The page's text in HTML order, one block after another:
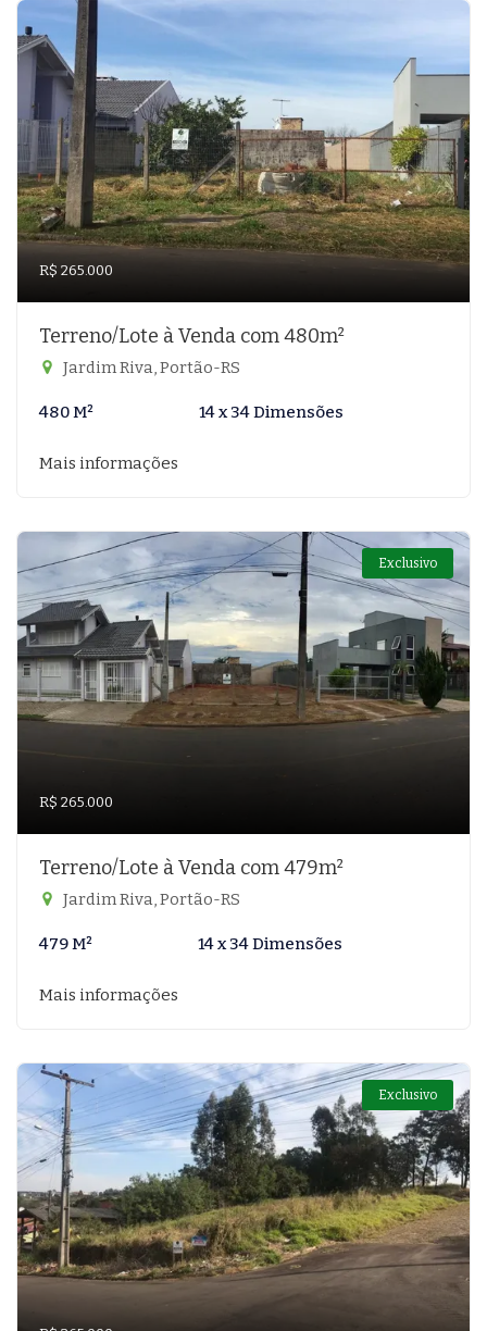
R$ 265.000
Terreno/Lote à Venda com 480m²
Jardim Riva, Portão-RS
480 M² 14 x 34 Dimensões
Mais informações
Exclusivo
R$ 265.000
Terreno/Lote à Venda com 479m²
Jardim Riva, Portão-RS
479 M² 14 x 34 Dimensões
Mais informações
Exclusivo